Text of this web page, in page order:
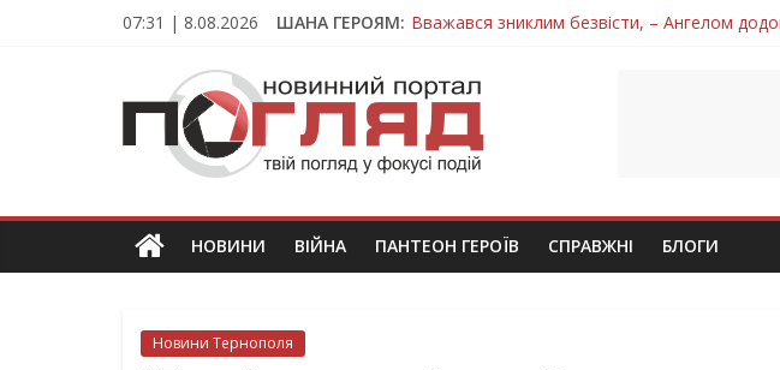
07:31 | 8.08.2026 ШАНА ГЕРОЯМ: Вважався зниклим безвісти, – Ангелом
Тернопільщина втратила захисника
Захисник з Тернопільщини Петро Федів
Тернопільщина втратила захисника
ПОГЛЯД
Новини
Тернополя.
новини
та
НОВИНИ ВІЙНА ПАНТЕОН ГЕРОЇВ СПРАВЖНІ БЛОГИ
Новини Тернополя